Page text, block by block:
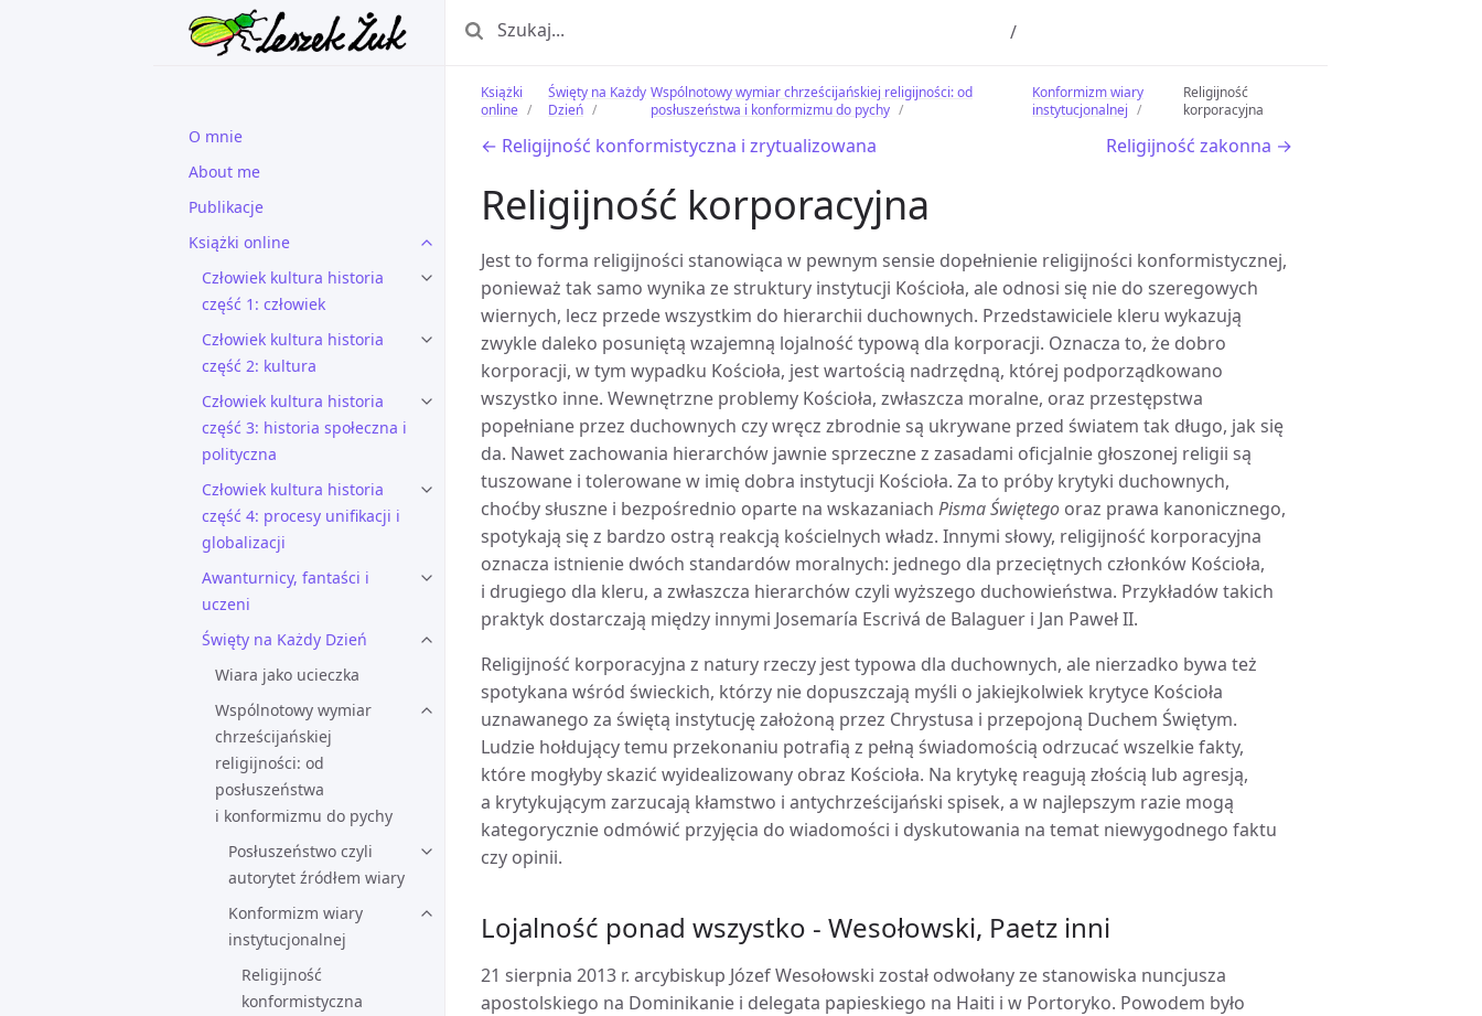
O mnie
About me
Publikacje
Książki online
Człowiek kultura historia
część 1: człowiek
Człowiek kultura historia
część 2: kultura
Człowiek kultura historia
część 3: historia społeczna i
polityczna
Człowiek kultura historia
część 4: procesy unifikacji i
globalizacji
Awanturnicy, fantaści i
uczeni
Święty na Każdy Dzień
Wiara jako ucieczka
Wspólnotowy wymiar
chrześcijańskiej
religijności: od
posłuszeństwa
i konformizmu do pychy
Posłuszeństwo czyli
autorytet źródłem wiary
Konformizm wiary
instytucjonalnej
Religijność
konformistyczna
Książki
online
Święty na Każdy
Dzień
Wspólnotowy wymiar chrześcijańskiej religijności: od
posłuszeństwa i konformizmu do pychy
Konformizm wiary
instytucjonalnej
Religijność
korporacyjna
← Religijność konformistyczna i zrytualizowana Religijność zakonna →
Religijność korporacyjna
Jest to forma religijności stanowiąca w pewnym sensie dopełnienie religijności konformistycznej,
ponieważ tak samo wynika ze struktury instytucji Kościoła, ale odnosi się nie do szeregowych
wiernych, lecz przede wszystkim do hierarchii duchownych. Przedstawiciele kleru wykazują
zwykle daleko posuniętą wzajemną lojalność typową dla korporacji. Oznacza to, że dobro
korporacji, w tym wypadku Kościoła, jest wartością nadrzędną, której podporządkowano
wszystko inne. Wewnętrzne problemy Kościoła, zwłaszcza moralne, oraz przestępstwa
popełniane przez duchownych czy wręcz zbrodnie są ukrywane przed światem tak długo, jak się
da. Nawet zachowania hierarchów jawnie sprzeczne z zasadami oficjalnie głoszonej religii są
tuszowane i tolerowane w imię dobra instytucji Kościoła. Za to próby krytyki duchownych,
choćby słuszne i bezpośrednio oparte na wskazaniach Pisma Świętego oraz prawa kanonicznego,
spotykają się z bardzo ostrą reakcją kościelnych władz. Innymi słowy, religijność korporacyjna
oznacza istnienie dwóch standardów moralnych: jednego dla przeciętnych członków Kościoła,
i drugiego dla kleru, a zwłaszcza hierarchów czyli wyższego duchowieństwa. Przykładów takich
praktyk dostarczają między innymi Josemaría Escrivá de Balaguer i Jan Paweł II.
Religijność korporacyjna z natury rzeczy jest typowa dla duchownych, ale nierzadko bywa też
spotykana wśród świeckich, którzy nie dopuszczają myśli o jakiejkolwiek krytyce Kościoła
uznawanego za świętą instytucję założoną przez Chrystusa i przepojoną Duchem Świętym.
Ludzie hołdujący temu przekonaniu potrafią z pełną świadomością odrzucać wszelkie fakty,
które mogłyby skazić wyidealizowany obraz Kościoła. Na krytykę reagują złością lub agresją,
a krytykującym zarzucają kłamstwo i antychrześcijański spisek, a w najlepszym razie mogą
kategorycznie odmówić przyjęcia do wiadomości i dyskutowania na temat niewygodnego faktu
czy opinii.
Lojalność ponad wszystko - Wesołowski, Paetz inni
21 sierpnia 2013 r. arcybiskup Józef Wesołowski został odwołany ze stanowiska nuncjusza
apostolskiego na Dominikanie i delegata papieskiego na Haiti i w Portoryko. Powodem było